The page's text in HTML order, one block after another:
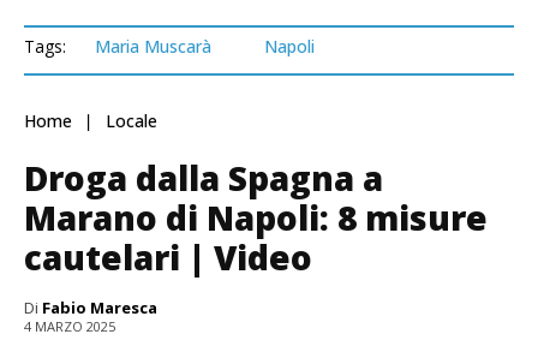
Tags: Maria Muscarà Napoli
Home Locale
Droga dalla Spagna a
Marano di Napoli: 8 misure
cautelari | Video
Di Fabio Maresca
4 MARZO 2025